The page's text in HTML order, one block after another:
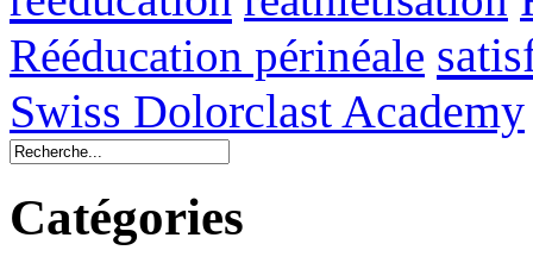
Rééducation périnéale
Swiss Dolorclast Academy
Catégories